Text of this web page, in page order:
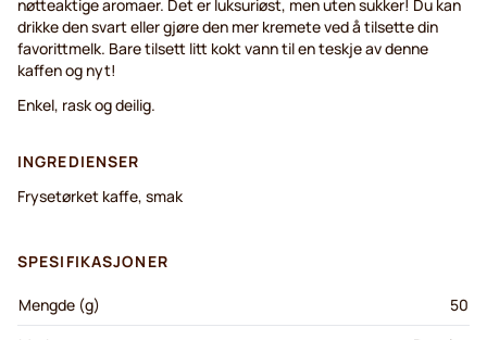
nøtteaktige aromaer. Det er luksuriøst, men uten sukker! Du kan
drikke den svart eller gjøre den mer kremete ved å tilsette din
favorittmelk. Bare tilsett litt kokt vann til en teskje av denne
kaffen og nyt!
Enkel, rask og deilig.
INGREDIENSER
Frysetørket kaffe, smak
SPESIFIKASJONER
Mengde (g)
50